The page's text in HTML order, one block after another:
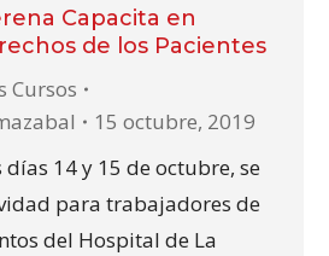
Capacita en
de los Pacientes
Cursos
15 octubre, 2019
días 14 y 15 de octubre, se
para trabajadores de
del Hospital de La